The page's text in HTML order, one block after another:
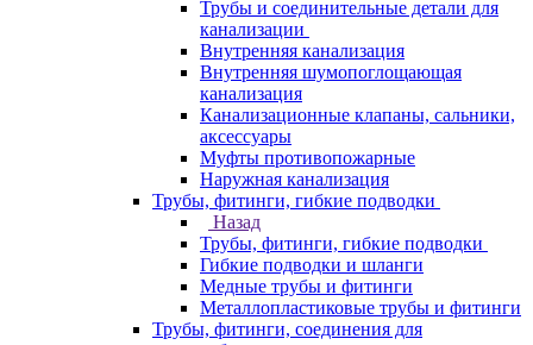
Трубы и соединительные детали для
канализации
Внутренняя канализация
Внутренняя шумопоглощающая
канализация
Канализационные клапаны, сальники,
аксессуары
Муфты противопожарные
Наружная канализация
Трубы, фитинги, гибкие подводки
Назад
Трубы, фитинги, гибкие подводки
Гибкие подводки и шланги
Медные трубы и фитинги
Металлопластиковые трубы и фитинги
Трубы, фитинги, соединения для